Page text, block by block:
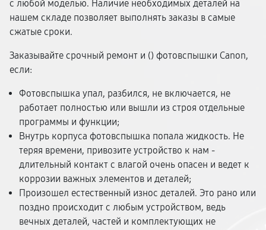
с любой моделью. Наличие необходимых деталей на
нашем складе позволяет выполнять заказы в самые
сжатые сроки.
Заказывайте срочный ремонт и () фотовспышки Canon,
если:
Фотовспышка упал, разбился, не включается, не
работает полностью или вышли из строя отдельные
программы и функции;
Внутрь корпуса фотовспышка попала жидкость. Не
теряя времени, привозите устройство к нам -
длительный контакт с влагой очень опасен и ведет к
коррозии важных элементов и деталей;
Произошел естественный износ деталей. Это рано или
поздно происходит с любым устройством, ведь
вечных деталей, частей и комплектующих не